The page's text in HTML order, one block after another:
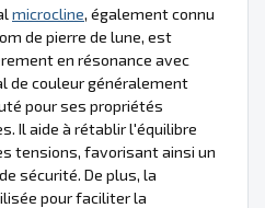
microcline, également connu
de pierre de lune, est
en résonance avec
de couleur généralement
pour ses propriétés
Il aide à rétablir l'équilibre
tensions, favorisant ainsi un
sécurité. De plus, la
pour faciliter la